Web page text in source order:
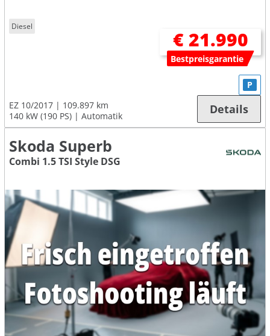
Diesel
€ 21.990
Bestpreisgarantie
EZ 10/2017
109.897 km
140 kW (190 PS)
Automatik
P
Details
Skoda Superb
Combi 1.5 TSI Style DSG